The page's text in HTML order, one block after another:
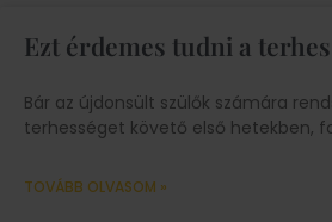
Ezt érdemes tudni a
Bár az újdonsült szülők számára
terhességet követő első hetekben,
TOVÁBB OLVASOM »